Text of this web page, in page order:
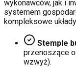
wykonawców, jak i
systemem
kompleksowe
Stemple
przenoszące
wzwyż).